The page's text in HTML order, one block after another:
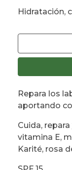
Hidratación,
Repara los
aportando
Cuida,
vitamina E,
Karité, rosa